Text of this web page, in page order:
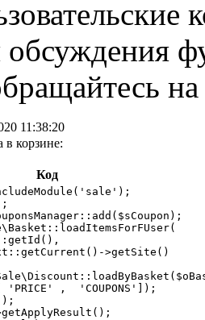
обсуждения
11:38:20
в корзине:
Код
>getSite()
,  'COUPONS']);